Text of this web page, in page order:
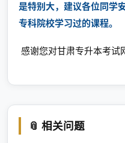
是特别大，建议各位同学
专科院校学习过的课程。
感谢您对甘肃专升本考试
📎 相关问题